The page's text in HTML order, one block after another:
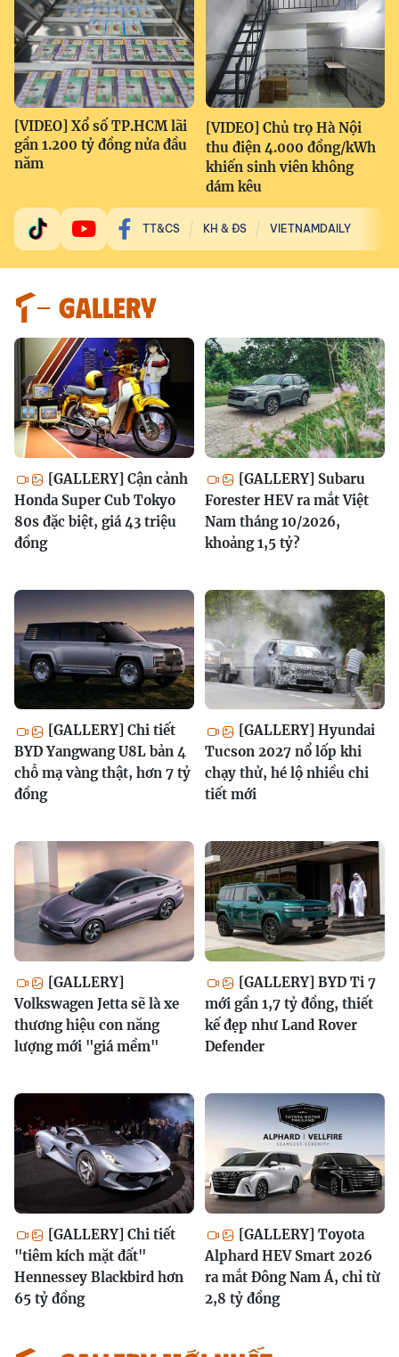
[VIDEO] Xổ số TP.HCM lãi
gần 1.200 tỷ đồng nửa đầu
năm
[VIDEO] Chủ trọ Hà Nội
thu điện 4.000 đồng/kWh
khiến sinh viên không
dám kêu
TT&CS KH & ĐS VIETNAMDAILY
GALLERY
[GALLERY] Cận cảnh
Honda Super Cub Tokyo
80s đặc biệt, giá 43 triệu
đồng
[GALLERY] Subaru
Forester HEV ra mắt Việt
Nam tháng 10/2026,
khoảng 1,5 tỷ?
[GALLERY] Chi tiết
BYD Yangwang U8L bản 4
chỗ mạ vàng thật, hơn 7 tỷ
đồng
[GALLERY] Hyundai
Tucson 2027 nổ lốp khi
chạy thử, hé lộ nhiều chi
tiết mới
[GALLERY]
Volkswagen Jetta sẽ là xe
thương hiệu con năng
lượng mới "giá mềm"
[GALLERY] BYD Ti 7
mới gần 1,7 tỷ đồng, thiết
kế đẹp như Land Rover
Defender
[GALLERY] Chi tiết
"tiêm kích mặt đất"
Hennessey Blackbird hơn
65 tỷ đồng
[GALLERY] Toyota
Alphard HEV Smart 2026
ra mắt Đông Nam Á, chỉ từ
2,8 tỷ đồng